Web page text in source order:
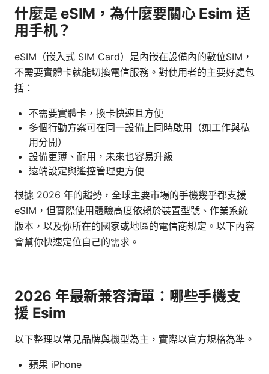
什麼是 eSIM，為什麼要關心 Esim 适
用手机？
eSIM（嵌入式 SIM Card）是內嵌在設備內的數位SIM，
不需要實體卡就能切換電信服務。對使用者的主要好處包
括：
不需要實體卡，換卡快速且方便
多個行動方案可在同一設備上同時啟用（如工作與私
用分開）
設備更薄、耐用，未來也容易升級
遠端設定與遙控管理更方便
根據 2026 年的趨勢，全球主要市場的手機幾乎都支援
eSIM，但實際使用體驗高度依賴於裝置型號、作業系統
版本，以及你所在的國家或地區的電信商規定。以下內容
會幫你快速定位自己的需求。
2026 年最新兼容清單：哪些手機支
援 Esim
以下整理以常見品牌與機型為主，實際以官方規格為準。
蘋果 iPhone